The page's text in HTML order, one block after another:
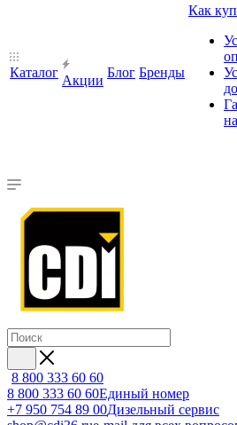
Каталог
Акции
Блог Бренды
Как
8 800 333 60 60
8 800 333 60 60Единый номер
+7 950 754 89 00Дизельный сервис